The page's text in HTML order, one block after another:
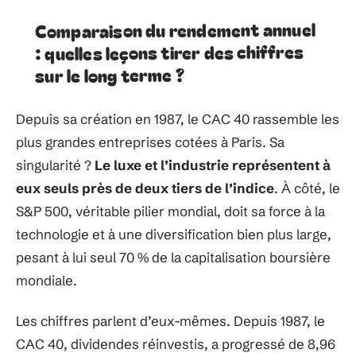
Comparaison du rendement annuel
: quelles leçons tirer des chiffres
sur le long terme ?
Depuis sa création en 1987, le CAC 40 rassemble les
plus grandes entreprises cotées à Paris. Sa
singularité ? Le luxe et l’industrie représentent à
eux seuls près de deux tiers de l’indice. À côté, le
S&P 500, véritable pilier mondial, doit sa force à la
technologie et à une diversification bien plus large,
pesant à lui seul 70 % de la capitalisation boursière
mondiale.
Les chiffres parlent d’eux-mêmes. Depuis 1987, le
CAC 40, dividendes réinvestis, a progressé de 8,96